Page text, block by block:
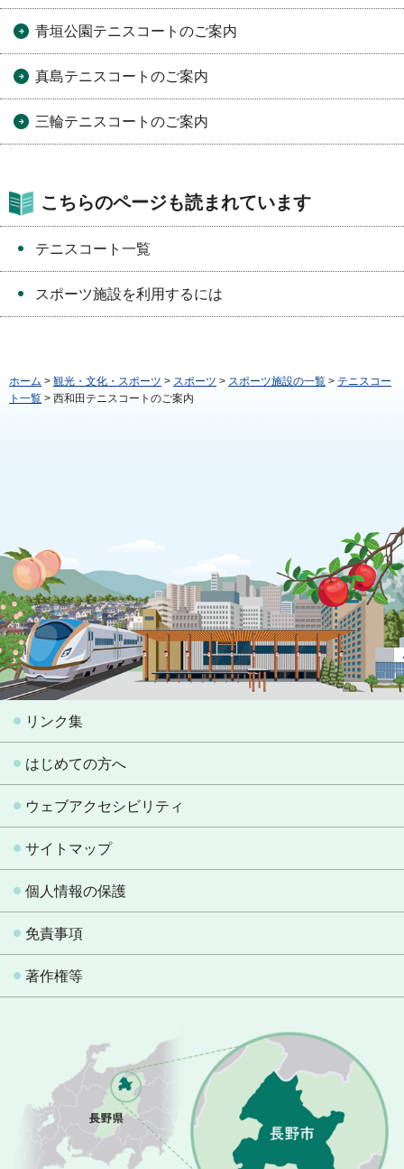
青垣公園テニスコートのご案内
真島テニスコートのご案内
三輪テニスコートのご案内
こちらのページも読まれています
テニスコート一覧
スポーツ施設を利用するには
ホーム > 観光・文化・スポーツ > スポーツ > スポーツ施設の一覧 > テニスコー
ト一覧 > 西和田テニスコートのご案内
リンク集
はじめての方へ
ウェブアクセシビリティ
サイトマップ
個人情報の保護
免責事項
著作権等